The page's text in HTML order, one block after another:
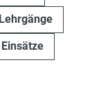
Lehrgänge
Einsätze